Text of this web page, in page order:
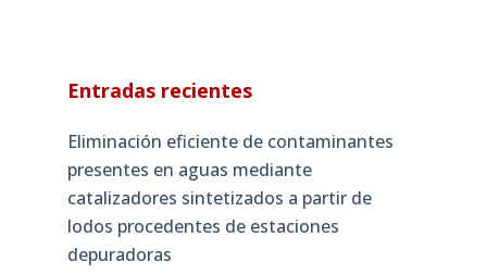
Entradas recientes
Eliminación eficiente de contaminantes
presentes en aguas mediante
catalizadores sintetizados a partir de
lodos procedentes de estaciones
depuradoras